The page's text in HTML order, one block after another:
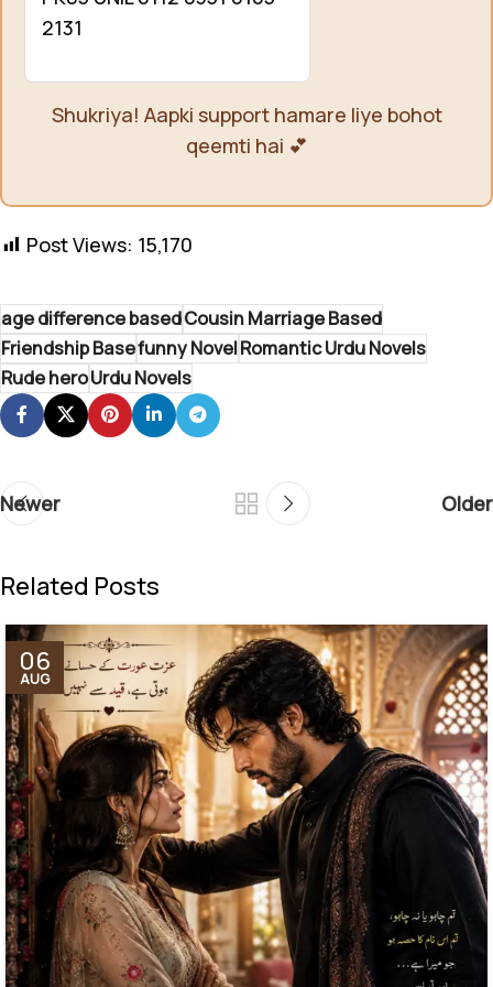
2131
Shukriya! Aapki support hamare liye bohot
qeemti hai 💕
Post Views: 15,170
age difference basedCousin Marriage Based
Friendship Basefunny NovelRomantic Urdu Novels
Rude heroUrdu Novels
Newer Older
Related Posts
06
AUG